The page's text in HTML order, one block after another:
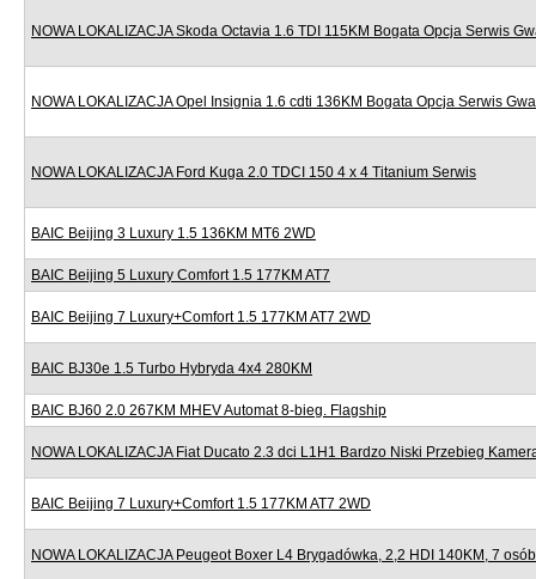
NOWA LOKALIZACJA Skoda Octavia 1.6 TDI 115KM Bogata Opcja Serwis
NOWA LOKALIZACJA Opel Insignia 1.6 cdti 136KM Bogata Opcja Serwis
NOWA LOKALIZACJA Ford Kuga 2.0 TDCI 150 4 x 4 Titanium Serwis
BAIC Beijing 3 Luxury 1.5 136KM MT6 2WD
BAIC Beijing 5 Luxury Comfort 1.5 177KM AT7
BAIC Beijing 7 Luxury+Comfort 1.5 177KM AT7 2WD
BAIC BJ30e 1.5 Turbo Hybryda 4x4 280KM
BAIC BJ60 2.0 267KM MHEV Automat 8-bieg. Flagship
NOWA LOKALIZACJA Fiat Ducato 2.3 dci L1H1 Bardzo Niski Przebieg
BAIC Beijing 7 Luxury+Comfort 1.5 177KM AT7 2WD
NOWA LOKALIZACJA Peugeot Boxer L4 Brygadówka, 2,2 HDI 140KM, 7